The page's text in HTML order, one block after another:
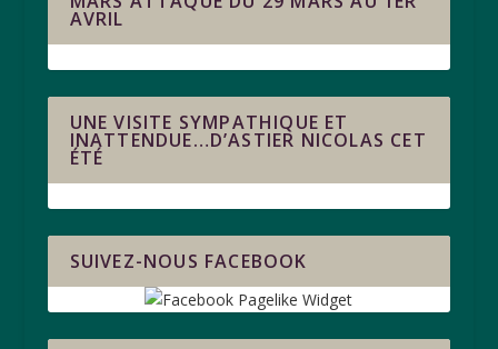
AVRIL
UNE VISITE SYMPATHIQUE ET
INATTENDUE…D’ASTIER NICOLAS CET
ÉTÉ
SUIVEZ-NOUS FACEBOOK